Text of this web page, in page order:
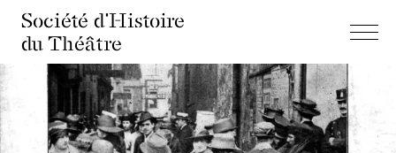
Société d'Histoire
du Théâtre